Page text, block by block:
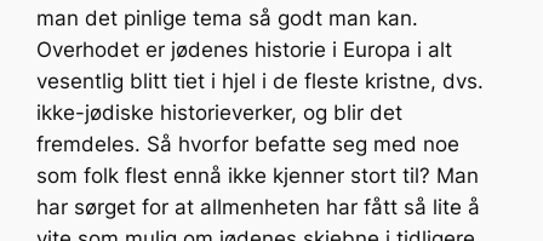
man det pinlige tema så godt man kan.
Overhodet er jødenes historie i Europa i alt
vesentlig blitt tiet i hjel i de fleste kristne, dvs.
ikke-jødiske historieverker, og blir det
fremdeles. Så hvorfor befatte seg med noe
som folk flest ennå ikke kjenner stort til? Man
har sørget for at allmenheten har fått så lite å